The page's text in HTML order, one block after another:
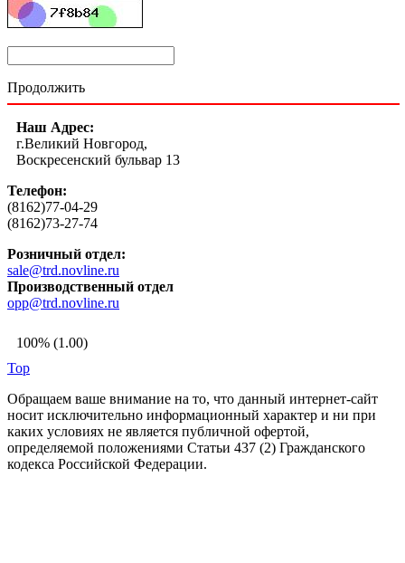
Продолжить
Наш Адрес:
г.Великий Новгород,
Воскресенский бульвар 13
Телефон:
(8162)77-04-29
(8162)73-27-74
Розничный отдел:
sale@trd.novline.ru
Производственный отдел
opp@trd.novline.ru
100% (1.00)
Top
Обращаем ваше внимание на то, что данный интернет-сайт
носит исключительно информационный характер и ни при
каких условиях не является публичной офертой,
определяемой положениями Статьи 437 (2) Гражданского
кодекса Российской Федерации.